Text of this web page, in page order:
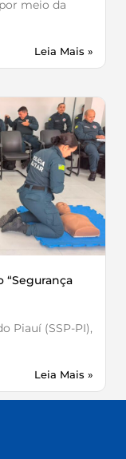
meio da
Leia Mais »
“Segurança
Piauí (SSP-PI),
Leia Mais »